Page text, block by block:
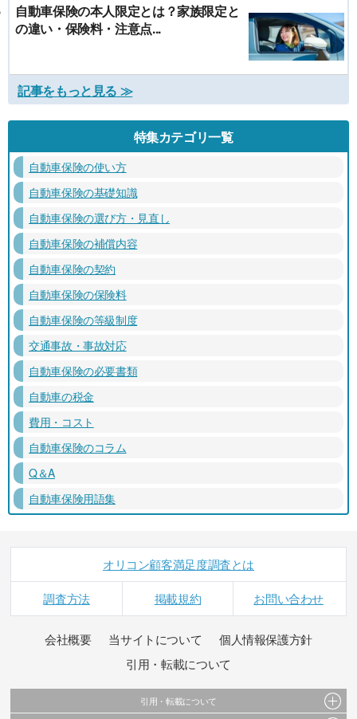
自動車保険の本人限定とは？家族限定と
の違い・保険料・注意点...
記事をもっと見る ≫
特集カテゴリ一覧
自動車保険の使い方
自動車保険の基礎知識
自動車保険の選び方・見直し
自動車保険の補償内容
自動車保険の契約
自動車保険の保険料
自動車保険の等級制度
交通事故・事故対応
自動車保険の必要書類
自動車の税金
費用・コスト
自動車保険のコラム
Q＆A
自動車保険用語集
オリコン顧客満足度調査とは
調査方法 掲載規約 お問い合わせ
会社概要 当サイトについて
個人情報保護方針
引用・転載について
引用・転載について